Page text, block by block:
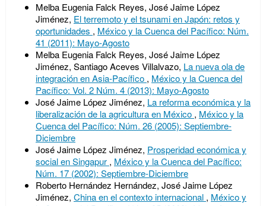
Melba Eugenia Falck Reyes, José Jaime López
Jiménez, El terremoto y el tsunami en Japón: retos y
oportunidades , México y la Cuenca del Pacífico: Núm.
41 (2011): Mayo-Agosto
Melba Eugenia Falck Reyes, José Jaime López
Jiménez, Santiago Aceves Villalvazo, La nueva ola de
integración en Asia-Pacífico , México y la Cuenca del
Pacífico: Vol. 2 Núm. 4 (2013): Mayo-Agosto
José Jaime López Jiménez, La reforma económica y la
liberalización de la agricultura en México , México y la
Cuenca del Pacífico: Núm. 26 (2005): Septiembre-
Diciembre
José Jaime López Jiménez, Prosperidad económica y
social en Singapur , México y la Cuenca del Pacífico:
Núm. 17 (2002): Septiembre-Diciembre
Roberto Hernández Hernández, José Jaime López
Jiménez, China en el contexto internacional , México y